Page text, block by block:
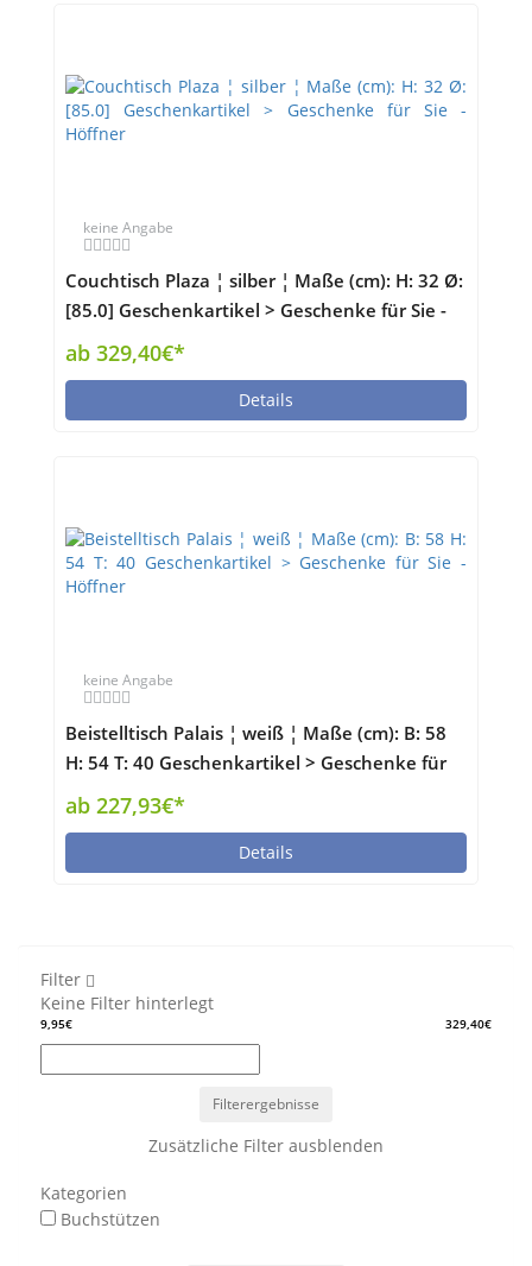
keine Angabe
Couchtisch Plaza ¦ silber ¦ Maße (cm): H: 32 Ø:
[85.0] Geschenkartikel > Geschenke für Sie -
Höffner
ab 329,40€*
Details
keine Angabe
Beistelltisch Palais ¦ weiß ¦ Maße (cm): B: 58
H: 54 T: 40 Geschenkartikel > Geschenke für
Sie - Höffner
ab 227,93€*
Details
Filter
Keine Filter hinterlegt
9,95€ 329,40€
Filterergebnisse
Zusätzliche Filter ausblenden
Kategorien
Buchstützen